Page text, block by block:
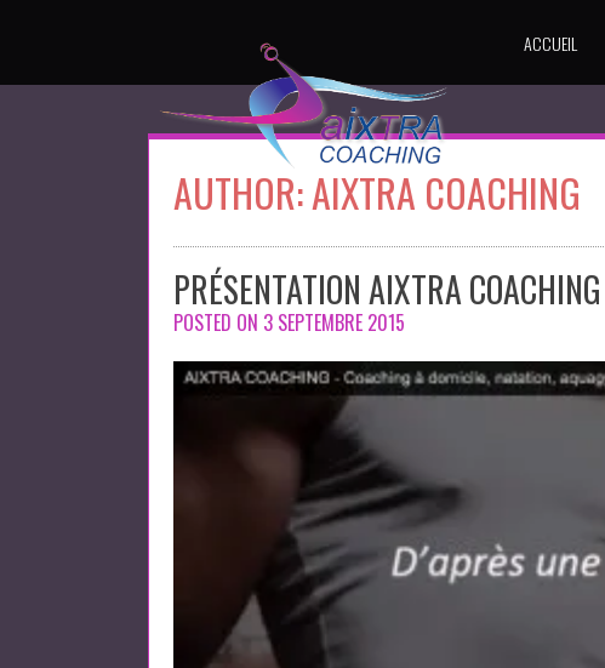
ACCUEIL
AUTHOR:AIXTRA COACHING
PRÉSENTATION AIXTRA COACHING
POSTED ON 3 SEPTEMBRE 2015